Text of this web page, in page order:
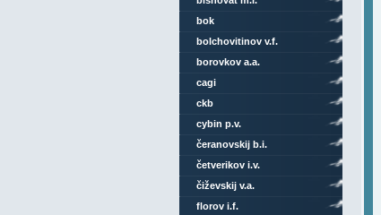
bok
bolchovitinov v.f.
borovkov a.a.
cagi
ckb
cybin p.v.
čeranovskij b.i.
četverikov i.v.
čiževskij v.a.
florov i.f.